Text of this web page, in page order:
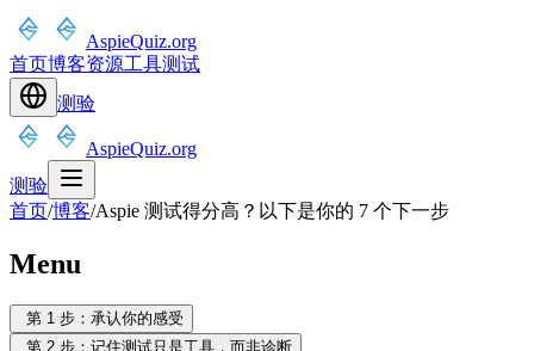
AspieQuiz.org
首页博客资源工具测试
测验
AspieQuiz.org
测验
首页/博客/Aspie 测试得分高？以下是你的 7 个下一步
Menu
第 1 步：承认你的感受
第 2 步：记住测试只是工具，而非诊断